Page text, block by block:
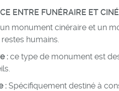
ENTRE FUNÉRAIRE ET
monument cinéraire et un
humains.
: ce type de monument est
: Spécifiquement destiné à